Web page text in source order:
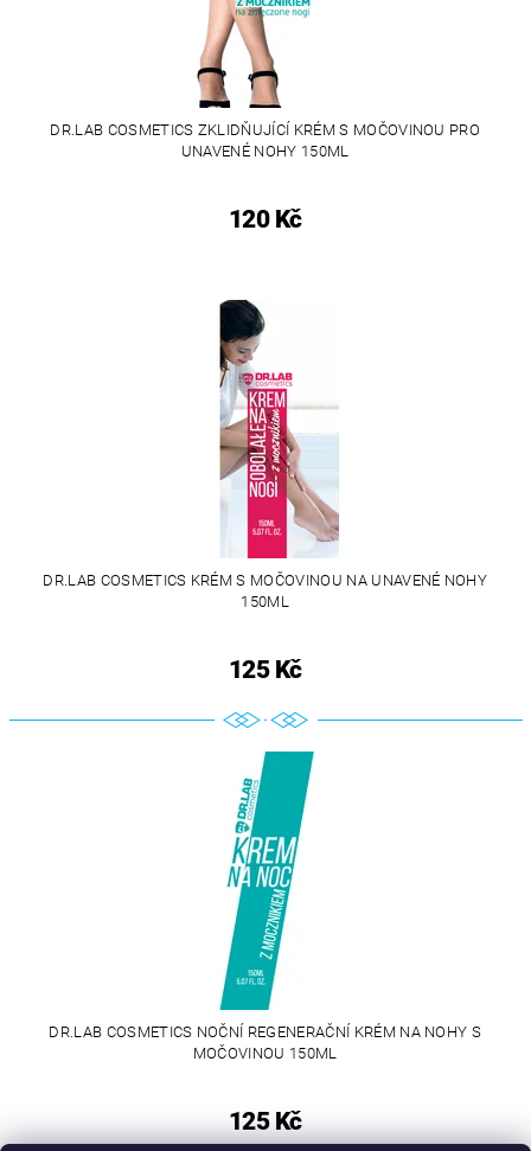
DR.LAB COSMETICS ZKLIDŇUJÍCÍ KRÉM S MOČOVINOU PRO
UNAVENÉ NOHY 150ML
120 Kč
DR.LAB COSMETICS KRÉM S MOČOVINOU NA UNAVENÉ NOHY
150ML
125 Kč
DR.LAB COSMETICS NOČNÍ REGENERAČNÍ KRÉM NA NOHY S
MOČOVINOU 150ML
125 Kč